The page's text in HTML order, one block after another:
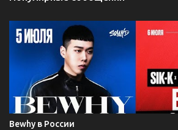
Bewhy в России